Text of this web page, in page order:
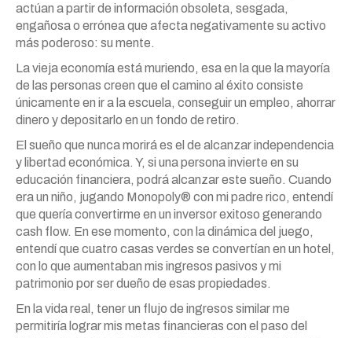
actúan a partir de información obsoleta, sesgada,
engañosa o errónea que afecta negativamente su activo
más poderoso: su mente.
La vieja economía está muriendo, esa en la que la mayoría
de las personas creen que el camino al éxito consiste
únicamente en ir a la escuela, conseguir un empleo, ahorrar
dinero y depositarlo en un fondo de retiro.
El sueño que nunca morirá es el de alcanzar independencia
y libertad económica. Y, si una persona invierte en su
educación financiera, podrá alcanzar este sueño. Cuando
era un niño, jugando Monopoly® con mi padre rico, entendí
que quería convertirme en un inversor exitoso generando
cash flow. En ese momento, con la dinámica del juego,
entendí que cuatro casas verdes se convertían en un hotel,
con lo que aumentaban mis ingresos pasivos y mi
patrimonio por ser dueño de esas propiedades.
En la vida real, tener un flujo de ingresos similar me
permitiría lograr mis metas financieras con el paso del